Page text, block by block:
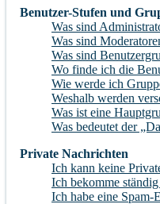
Benutzer-Stufen und
Was sind
Was sind
Was sind
Wo finde ich die
Wie werde ich
Weshalb werden
Was ist eine
Was bedeutet der
Private Nachrichten
Ich kann keine
Ich bekomme
Ich habe eine